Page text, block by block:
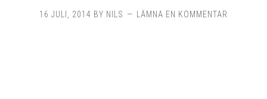
16 JULI, 2014 BY NILS LÄMNA EN KOMMENTAR